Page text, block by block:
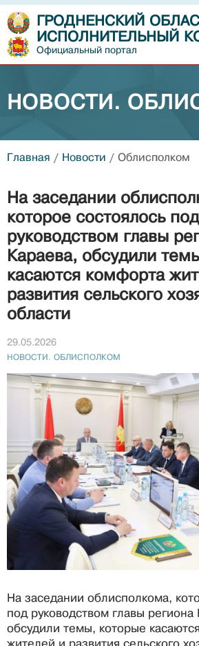
ГРОДНЕНСКИЙ
ИСПОЛНИТЕЛЬНЫЙ
Официальный портал
НОВОСТИ.
Главная / Новости / Облисполком
На заседании
которое состоялось под
руководством главы
Караева, обсудили
касаются комфорта
развития сельского
области
29.05.2026
НОВОСТИ. ОБЛИСПОЛКОМ
На заседании облисполкома,
под руководством главы
обсудили темы, которые